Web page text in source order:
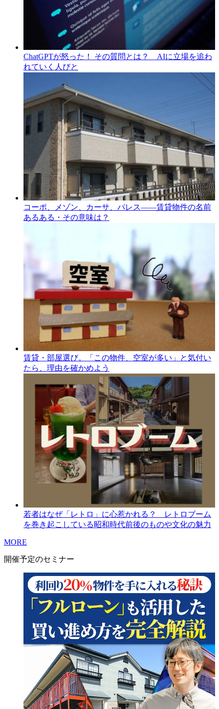
ChatGPTが怒った！ その質問とは？ AIに立場を追わ
れていく人びと
コーポ、メゾン、カーサ、パレス――賃貸物件の名前
あるある・その意味は？
賃貸・部屋選び。「この物件、空室が多い」と気付い
たら、理由を確かめよう
若者はなぜ「レトロ」に心惹かれる？ レトロブーム
を巻き起こしている昭和時代前後のものや文化の魅力
MORE
開催予定のセミナー